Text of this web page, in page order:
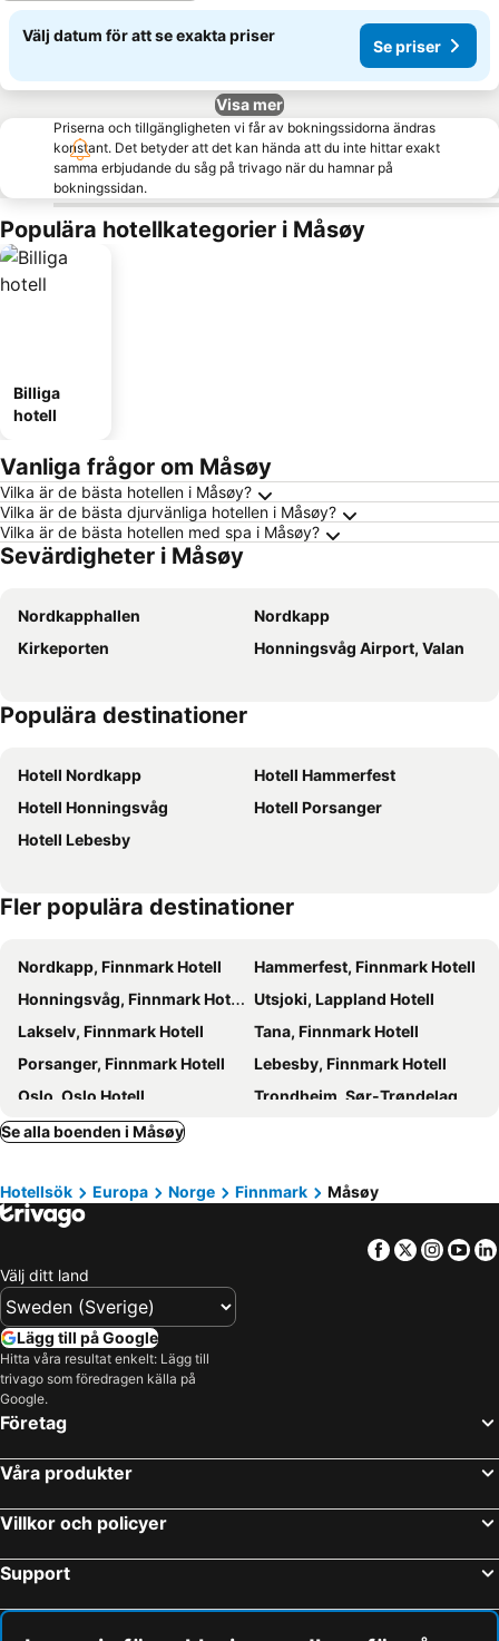
Välj datum för att se exakta priser
Se priser
Visa mer
Priserna och tillgängligheten vi får av bokningssidorna ändras
konstant. Det betyder att det kan hända att du inte hittar exakt
samma erbjudande du såg på trivago när du hamnar på
bokningssidan.
Populära hotellkategorier i Måsøy
Billiga
hotell
Vanliga frågor om Måsøy
Vilka är de bästa hotellen i Måsøy?
Vilka är de bästa djurvänliga hotellen i Måsøy?
Vilka är de bästa hotellen med spa i Måsøy?
Sevärdigheter i Måsøy
Nordkapphallen
Nordkapp
Kirkeporten
Honningsvåg Airport, Valan
Populära destinationer
Hotell Nordkapp
Hotell Hammerfest
Hotell Honningsvåg
Hotell Porsanger
Hotell Lebesby
Fler populära destinationer
Nordkapp, Finnmark Hotell
Hammerfest, Finnmark Hotell
Honningsvåg, Finnmark Hotell
Utsjoki, Lappland Hotell
Lakselv, Finnmark Hotell
Tana, Finnmark Hotell
Porsanger, Finnmark Hotell
Lebesby, Finnmark Hotell
Oslo, Oslo Hotell
Trondheim, Sør-Trøndelag Hotell
Bergen, Hordaland Hotell
Gardermoen, Akershus Hotell Tromsø, Troms Hotell
Bodø, Nordland Hotell
Se alla boenden i Måsøy
Hotellsök Europa Norge Finnmark Måsøy
Facebook
Twitter
Välj ditt land
Lägg till på Google
Hitta våra resultat enkelt: Lägg till
trivago som föredragen källa på
Google.
Företag
Våra produkter
Villkor och policyer
Support